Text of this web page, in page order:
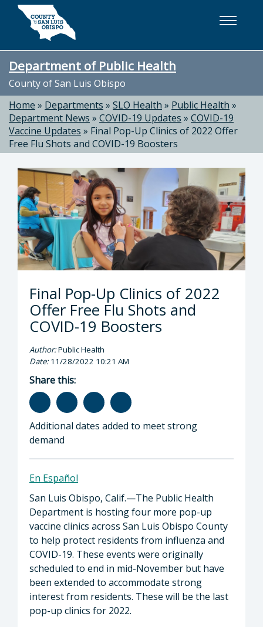
Skip to main content
Department of Public Health
County of San Luis Obispo
Home » Departments » SLO Health » Public Health »
Department News » COVID-19 Updates » COVID-19
Vaccine Updates » Final Pop-Up Clinics of 2022 Offer
Free Flu Shots and COVID-19 Boosters
Final Pop-Up Clinics of 2022
Offer Free Flu Shots and
COVID-19 Boosters
Author:Public Health
Date:11/28/2022 10:21 AM
Share this:
Additional dates added to meet strong
demand
En Español
San Luis Obispo, Calif.—The Public Health
Department is hosting four more pop-up
vaccine clinics across San Luis Obispo County
to help protect residents from influenza and
COVID-19. These events were originally
scheduled to end in mid-November but have
been extended to accommodate strong
interest from residents. These will be the last
pop-up clinics for 2022.